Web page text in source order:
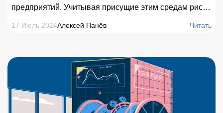
предприятий. Учитывая присущие этим средам риски
повышению безопасности труда на
производственном предприятии с помощью системы
позиционирования на базе Wi-Fi.
17 Июль 2024Алексей Панёв Читать